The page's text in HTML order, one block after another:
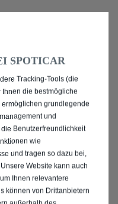
ALLE
/ MILD-
IN
SPOTICAR
Tracking-Tools (die
Ihnen die bestmögliche
grundlegende
und
Benutzerfreundlichkeit
wie
und tragen so dazu bei,
Website kann auch
Ihnen relevantere
können von Drittanbietern